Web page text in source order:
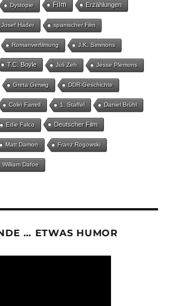
Dystopie Film Erzählungen
Josef Hader spanischer Film
Romanverfilmung J.K. Simmons
T.C. Boyle Juli Zeh Jesse Plemons
Greta Gerwig DDR-Geschichte
Colin Farrell 1. Staffel Daniel Brühl
Edie Falco Deutscher Film
Matt Damon Franz Rogowski
William Dafoe
… ETWAS HUMOR